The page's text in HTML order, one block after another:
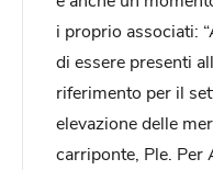
i proprio associati:
di essere presenti
riferimento per il
elevazione delle
carriponte, Ple. Per